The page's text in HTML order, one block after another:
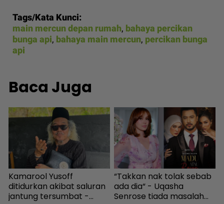
Tags/Kata Kunci:
main mercun depan rumah, bahaya percikan
bunga api, bahaya main mercun, percikan bunga
api
Baca Juga
Kamarool Yusoff
ditidurkan akibat saluran
jantung tersumbat -
“Takkan nak tolak sebab
ada dia“ - Uqasha
Senrose tiada masalah